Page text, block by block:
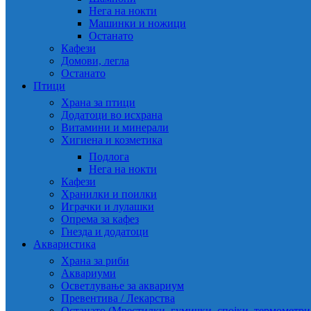
Нега на нокти
Машинки и ножици
Останато
Кафези
Домови, легла
Останато
Птици
Храна за птици
Додатоци во исхрана
Витамини и минерали
Хигиена и козметика
Подлога
Нега на нокти
Кафези
Хранилки и поилки
Играчки и лулашки
Опрема за кафез
Гнезда и додатоци
Акваристика
Храна за риби
Аквариуми
Осветлување за аквариум
Превентива / Лекарства